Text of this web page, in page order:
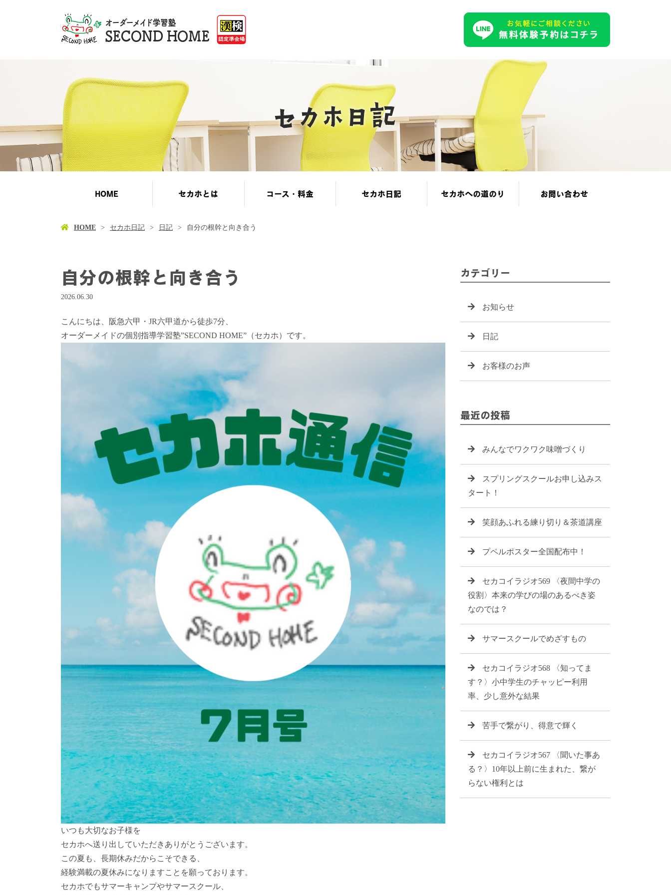
HOME セカホとは コース・料金 セカホ日記 セカホへの道のり お問い合わせ
HOME セカホ日記 日記 自分の根幹と向き合う
自分の根幹と向き合う
2026.06.30
こんにちは、阪急六甲・JR六甲道から徒歩7分、
オーダーメイドの個別指導学習塾”SECOND HOME”（セカホ）です。
いつも大切なお子様を
セカホへ送り出していただきありがとうございます。
この夏も、長期休みだからこそできる、
経験満載の夏休みになりますことを願っております。
セカホでもサマーキャンプやサマースクール、
カテゴリー
お知らせ
日記
お客様のお声
最近の投稿
みんなでワクワク味噌づくり
スプリングスクールお申し込みス
タート！
笑顔あふれる練り切り＆茶道講座
プペルポスター全国配布中！
セカコイラジオ569 〈夜間中学の
役割〉本来の学びの場のあるべき姿
なのでは？
サマースクールでめざすもの
セカコイラジオ568 〈知ってま
す？〉小中学生のチャッピー利用
率、少し意外な結果
苦手で繋がり、得意で輝く
セカコイラジオ567 〈聞いた事あ
る？〉10年以上前に生まれた、繋が
らない権利とは